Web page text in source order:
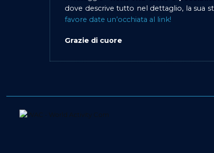
dove descrive tutto nel dettaglio, la sua
favore date un’occhiata al link!
Grazie di cuore